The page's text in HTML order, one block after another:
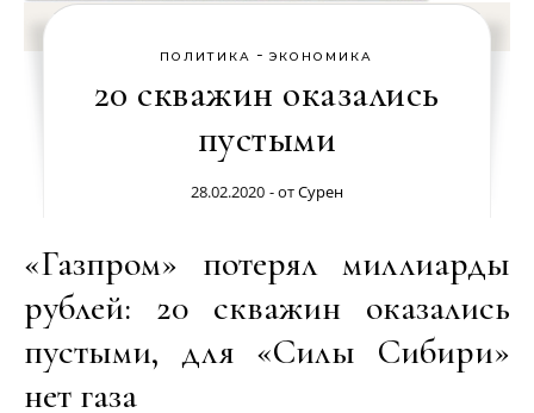
ПОЛИТИКА - ЭКОНОМИКА
20 скважин оказались
пустыми
28.02.2020 - отСурен
«Газпром» потерял миллиарды
рублей: 20 скважин оказались
пустыми, для «Силы Сибири»
нет газа